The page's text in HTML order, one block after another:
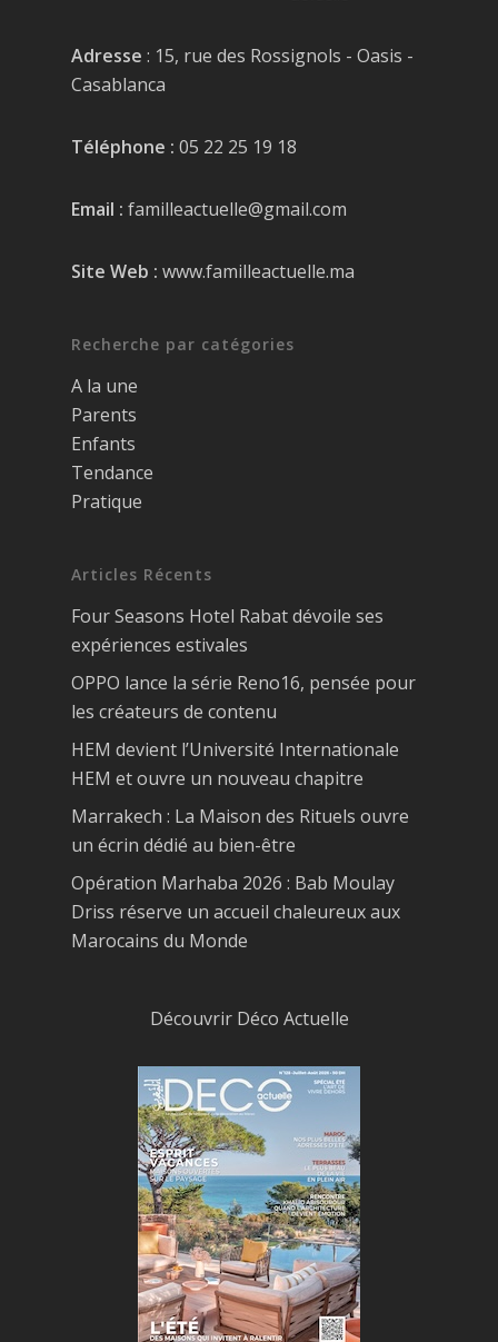
Adresse : 15, rue des Rossignols - Oasis -
Casablanca
Téléphone : 05 22 25 19 18
Email : familleactuelle@gmail.com
Site Web : www.familleactuelle.ma
Recherche par catégories
A la une
Parents
Enfants
Tendance
Pratique
Articles Récents
Four Seasons Hotel Rabat dévoile ses
expériences estivales
OPPO lance la série Reno16, pensée pour
les créateurs de contenu
HEM devient l’Université Internationale
HEM et ouvre un nouveau chapitre
Marrakech : La Maison des Rituels ouvre
un écrin dédié au bien-être
Opération Marhaba 2026 : Bab Moulay
Driss réserve un accueil chaleureux aux
Marocains du Monde
Découvrir Déco Actuelle